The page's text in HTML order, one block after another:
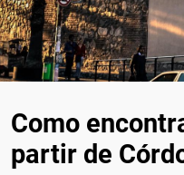
Como
partir de